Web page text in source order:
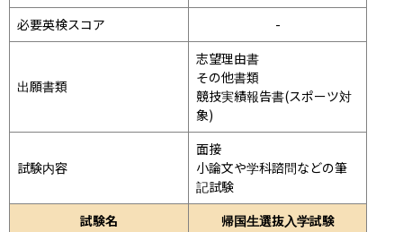
必要英検スコア
-
出願書類
志望理由書
その他書類
競技実績報告書(スポーツ対
象)
試験内容
面接
小論文や学科諮問などの筆
記試験
試験名
帰国生選抜入学試験